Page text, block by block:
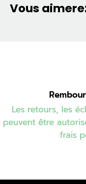
Vous
Les retours, les
peuvent être
frais